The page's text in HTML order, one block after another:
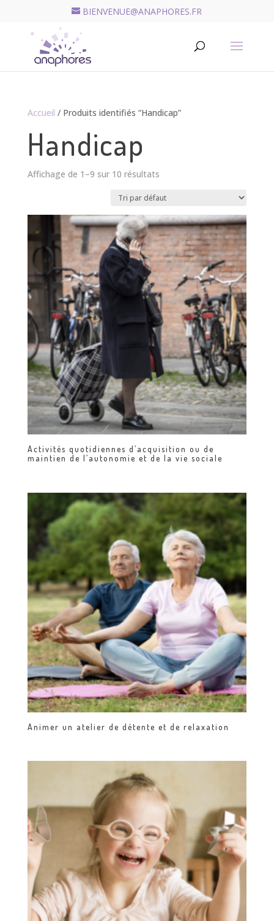
BIENVENUE@ANAPHORES.FR
Accueil / Produits identifiés “Handicap”
Handicap
Affichage de 1–9 sur 10 résultats
Activités quotidiennes d’acquisition ou de
maintien de l’autonomie et de la vie sociale
Animer un atelier de détente et de relaxation